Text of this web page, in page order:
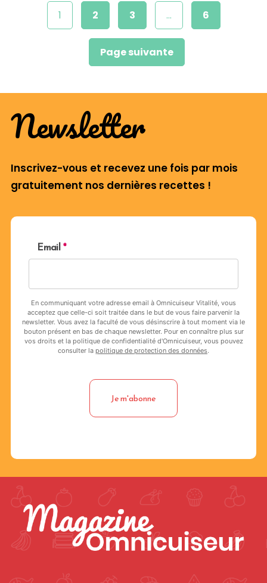
1 2 3 … 6
Page suivante
Newsletter
Inscrivez-vous et recevez une fois par mois
gratuitement nos dernières recettes !